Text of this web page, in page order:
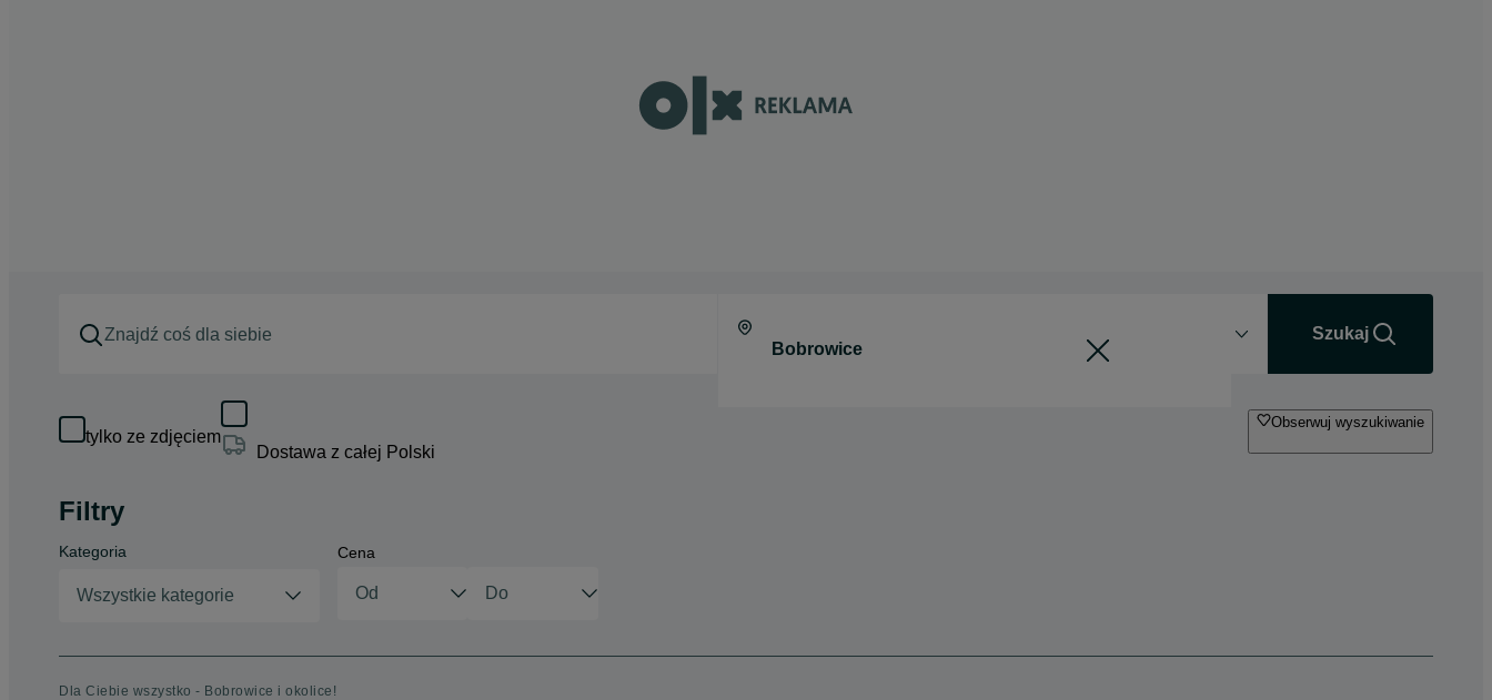
Szukaj
tylko ze zdjęciem
Dostawa z całej Polski
Obserwuj wyszukiwanie
Filtry
Kategoria
Wszystkie kategorie
Cena
Dla Ciebie wszystko - Bobrowice i okolice!